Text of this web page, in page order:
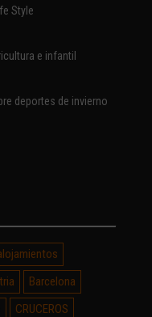
Style
e infantil
deportes de invierno
Barcelona
CRUCEROS